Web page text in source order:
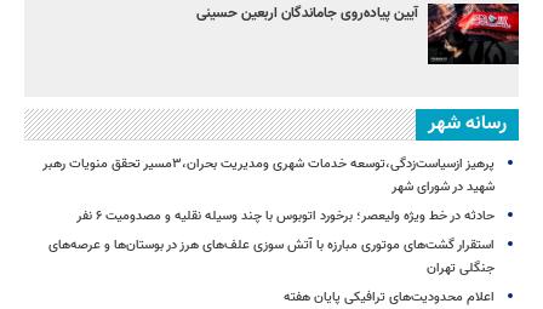
آیین پیاده‌روی جاماندگان اربعین حسینی
رسانه شهر
پرهیز ازسیاست‌زدگی،توسعه خدمات شهری ومدیریت بحران،۳مسیر تحقق منویات رهبر
شهید در شورای شهر
حادثه در خط ویژه ولیعصر؛ برخورد اتوبوس با چند وسیله نقلیه و مصدومیت ۶ نفر
استقرار گشت‌های موتوری مبارزه با آتش سوزی علف‌های هرز در بوستان‌ها و عرصه‌های
جنگلی تهران
اعلام محدودیت‌های ترافیکی پایان هفته